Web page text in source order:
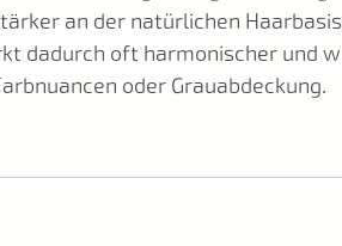
an der natürlichen
dadurch oft harmonischer und
oder Grauabdeckung.